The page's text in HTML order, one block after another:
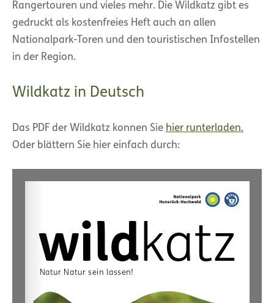
Rangertouren und vieles mehr. Die Wildkatz gibt es
gedruckt als kostenfreies Heft auch an allen
Nationalpark-Toren und den touristischen Infostellen
in der Region.
Wildkatz in Deutsch
Das PDF der Wildkatz konnen Sie hier runterladen.
Oder blättern Sie hier einfach durch: